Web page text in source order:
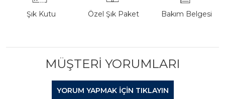
Şık Kutu Özel Şık Paket Bakım Belgesi
MÜŞTERI YORUMLARI
YORUM YAPMAK IÇIN TIKLAYIN